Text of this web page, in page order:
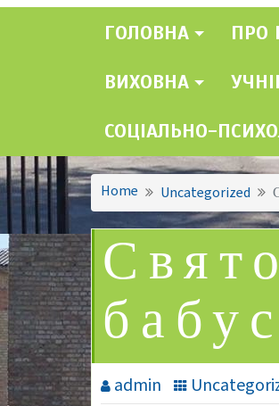
ГОЛОВНА ПРО
ВИХОВНА
СОЦІАЛЬНО-
Home Uncategorized
admin